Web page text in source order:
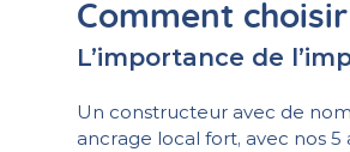
Comment
L’importance de
Un constructeur avec de
ancrage local fort, avec nos